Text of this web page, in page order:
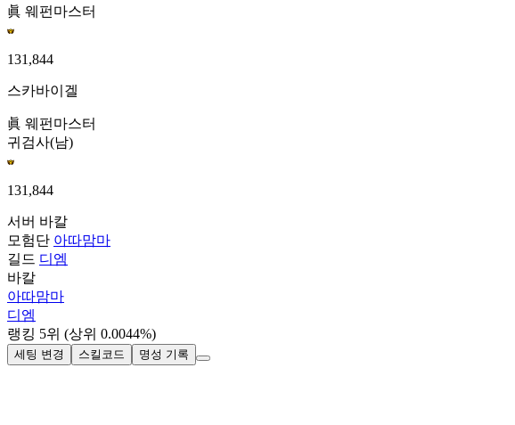
眞 웨펀마스터
131,844
스카바이겔
眞 웨펀마스터
귀검사(남)
131,844
서버 바칼
모험단 아따맘마
길드 디엠
바칼
아따맘마
디엠
랭킹 5위 (상위 0.0044%)
세팅 변경 스킬코드 명성 기록